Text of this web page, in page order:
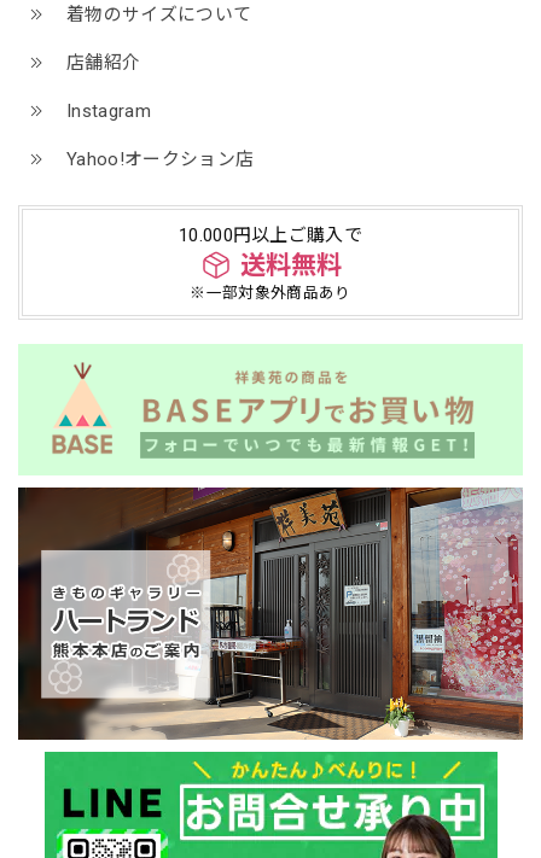
着物のサイズについて
店舗紹介
Instagram
Yahoo!オークション店
10.000円以上ご購入で
送料無料
※一部対象外商品あり